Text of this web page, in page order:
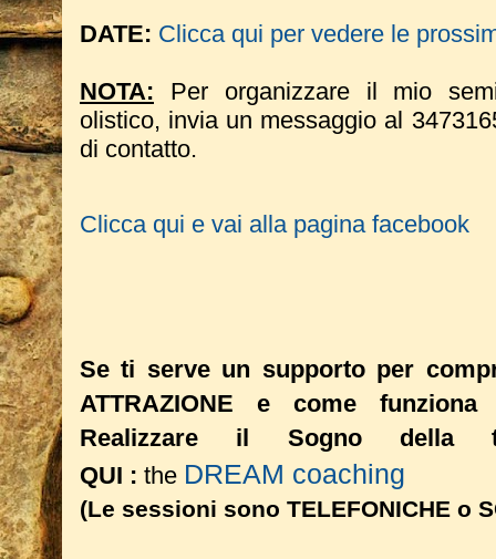
DATE: Clicca qui per vedere le
NOTA: Per organizzare il mio
olistico, invia un messaggio al
di contatto.
Clicca qui e vai alla pagina facebook
Se ti serve un supporto per
ATTRAZIONE e come
Realizzare il Sogno
QUI : the DREAM coaching
(Le sessioni sono TELEFONICHE o